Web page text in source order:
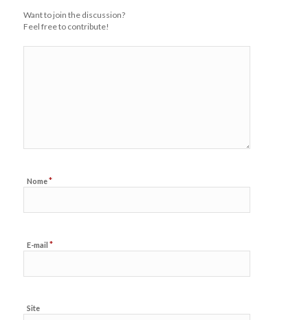
Want to join the discussion?
Feel free to contribute!
Nome*
E-mail *
Site